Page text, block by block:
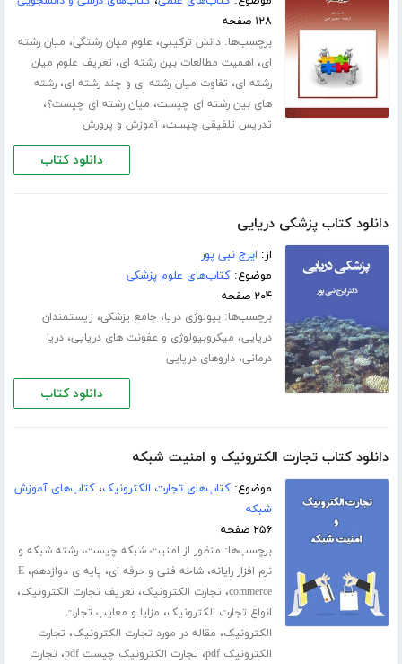
۱۲۸ صفحه
برچسب‌ها:دانش ترکیبی، علوم میان رشتگی، میان رشته
ای، اهمیت مطالعات بین رشته ای، تعریف علوم میان
رشته ای، تفاوت میان رشته ای و چند رشته ای،رشته
های بین رشته ای چیست، میان رشته ای چیست؟،
تدریس تلفیقی چیست،آموزش و پرورش
دانلود کتاب
دانلود کتاب پزشکی دریایی
از: ایرج نبی پور
موضوع:کتاب‌های علوم پزشکی
۲۰۴ صفحه
برچسب‌ها:بیولوژی دریا، جامع پزشکی، زیستمندان
دریایی، میکروبیولوژی و عفونت های دریایی،دریا
درمانی،داروهای دریایی
دانلود کتاب
دانلود کتاب تجارت الکترونیک و امنیت شبکه
موضوع:کتاب‌های تجارت الکترونیک،کتاب‌های آموزش
شبکه
۲۵۶ صفحه
برچسب‌ها: منظور از امنیت شبکه چیست،رشته شبکه و
نرم افزار رایانه،شاخه فنی و حرفه ای، پایه ی دوازدهم،E
commerce، تجارت الکترونیک، تعریف تجارت الکترونیک،
انواع تجارت الکترونیک، مزایا و معایب تجارت
الکترونیک، مقاله در مورد تجارت الکترونیک، تجارت
الکترونیک pdf
، تجارت الکترونیک چیست pdf ، تجارت